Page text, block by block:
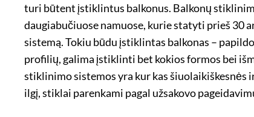
turi būtent įstiklintus balkonus. Balkonų
daugiabučiuose namuose, kurie statyti prieš 30
sistemą. Tokiu būdu įstiklintas balkonas –
profilių, galima įstiklinti bet kokios formos bei
stiklinimo sistemos yra kur kas šiuolaikiškesnės
ilgį, stiklai parenkami pagal užsakovo